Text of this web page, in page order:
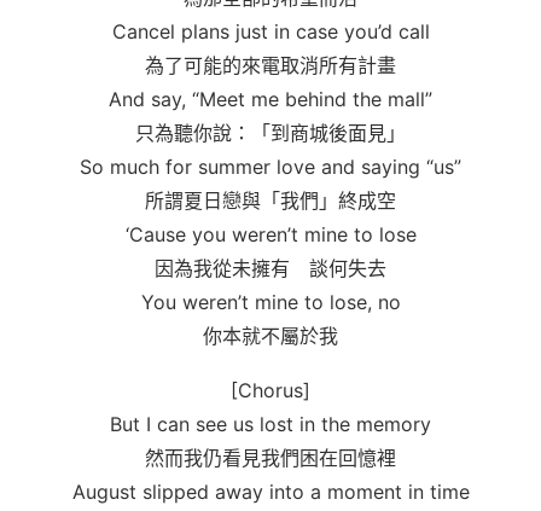
Cancel plans just in case you’d call
為了可能的來電取消所有計畫
And say, “Meet me behind the mall”
只為聽你說：「到商城後面見」
So much for summer love and saying “us”
所謂夏日戀與「我們」終成空
‘Cause you weren’t mine to lose
因為我從未擁有 談何失去
You weren’t mine to lose, no
你本就不屬於我
[Chorus]
But I can see us lost in the memory
然而我仍看見我們困在回憶裡
August slipped away into a moment in time